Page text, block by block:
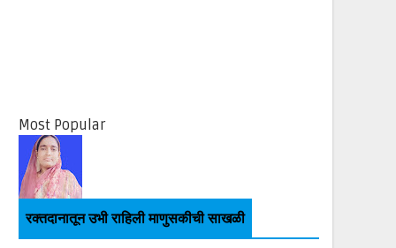
Most Popular
रक्तदानातून उभी राहिली माणुसकीची साखळी